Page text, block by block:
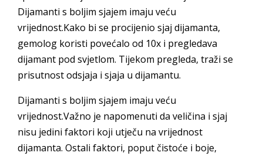
Dijamanti s boljim sjajem imaju veću
vrijednost.Kako bi se procijenio sjaj dijamanta,
gemolog koristi povećalo od 10x i pregledava
dijamant pod svjetlom. Tijekom pregleda, traži se
prisutnost odsjaja i sjaja u dijamantu.
Dijamanti s boljim sjajem imaju veću
vrijednost.Važno je napomenuti da veličina i sjaj
nisu jedini faktori koji utječu na vrijednost
dijamanta. Ostali faktori, poput čistoće i boje,